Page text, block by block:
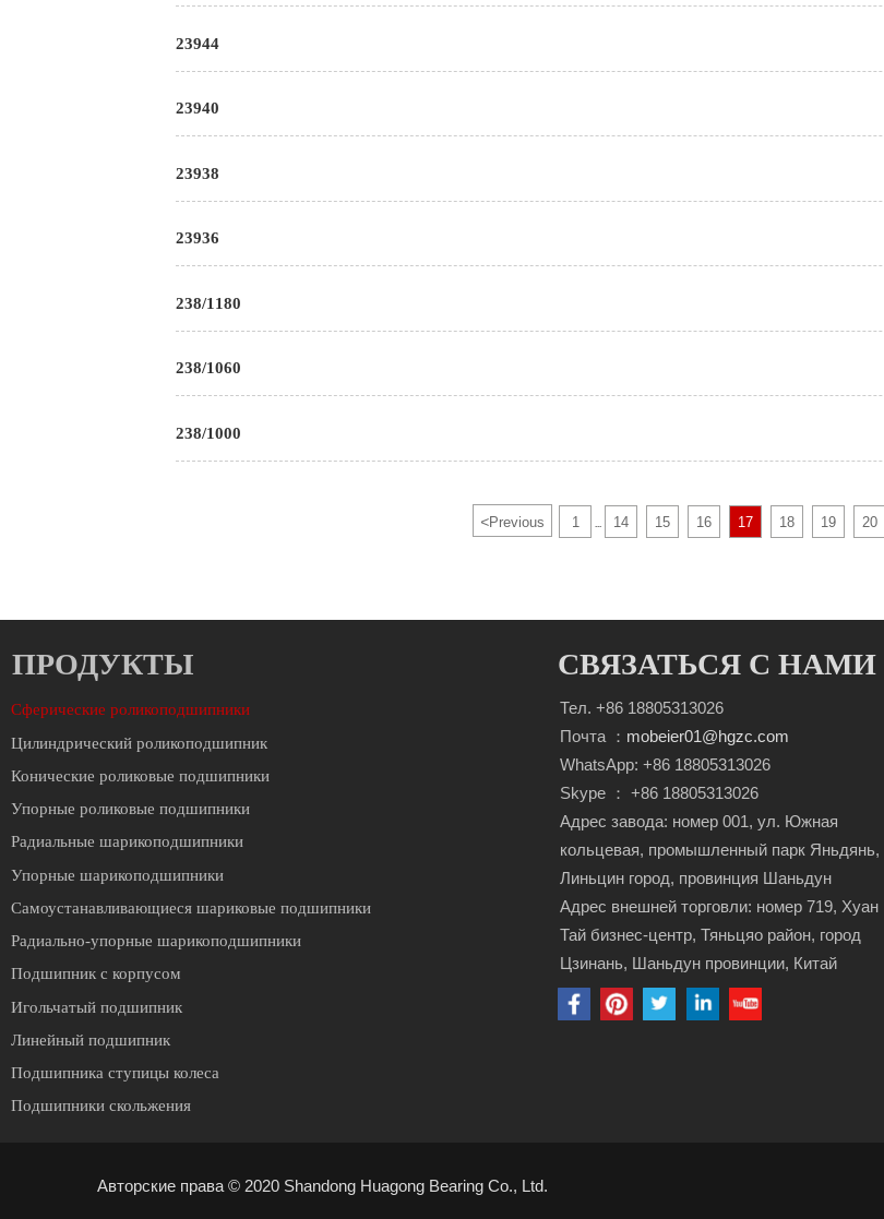
23944
23940
23938
23936
238/1180
238/1060
238/1000
<Previous 1 ... 14 15 16 17 18 19 20
ПРОДУКТЫ
Сферические роликоподшипники
Цилиндрический роликоподшипник
Конические роликовые подшипники
Упорные роликовые подшипники
Радиальные шарикоподшипники
Упорные шарикоподшипники
Cамоустанавливающиеся шариковые подшипники
Радиально-упорные шарикоподшипники
Подшипник с корпусом
Игольчатый подшипник
Линейный подшипник
Подшипника ступицы колеса
Подшипники скольжения
СВЯЗАТЬСЯ С НАМИ
Тел. +86 18805313026
Почта ： mobeier01@hgzc.com
WhatsApp: +86 18805313026
Skype ： +86 18805313026
Адрес завода: номер 001, ул. Южная
кольцевая, промышленный парк Яньдянь,
Линьцин город, провинция Шаньдун
Адрес внешней торговли: номер 719, Хуан
Тай бизнес-центр, Тяньцяо район, город
Цзинань, Шаньдун провинции, Китай
Авторские права © 2020 Shandong Huagong Bearing Co., Ltd.